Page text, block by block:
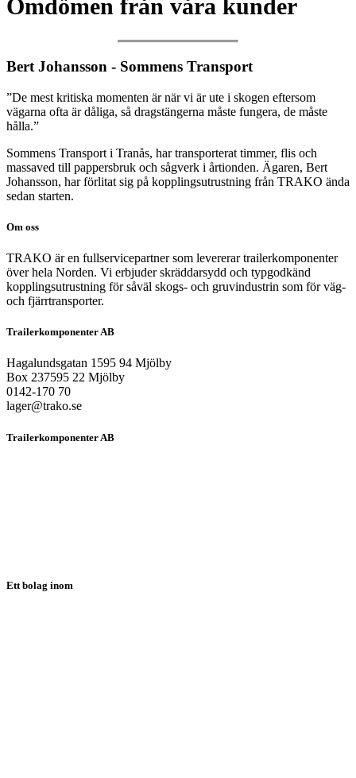
Omdömen från våra kunder
Bert Johansson - Sommens Transport​
”De mest kritiska momenten är när vi är ute i skogen eftersom
vägarna ofta är dåliga, så dragstängerna måste fungera, de måste
hålla.”
Sommens Transport i Tranås, har transporterat timmer, flis och
massaved till pappersbruk och sågverk i årtionden. Ägaren, Bert
Johansson, har förlitat sig på kopplingsutrustning från TRAKO ända
sedan starten.
Om oss
TRAKO är en fullservicepartner som levererar trailerkomponenter
över hela Norden. Vi erbjuder skräddarsydd och typgodkänd
kopplingsutrustning för såväl skogs- och gruvindustrin som för väg-
och fjärrtransporter.
Trailerkomponenter AB
Hagalundsgatan 1595 94 Mjölby
Box 237595 22 Mjölby
0142-170 70
lager@trako.se
Trailerkomponenter AB
Ett bolag inom